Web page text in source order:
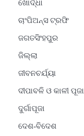
ଖୋର୍ଦ୍ଧା
ଚାଂପିଅନ୍ସ ଟ୍ରଫି
ଜଗତସିଂହପୁର
ଜିଲ୍ଲା
ଜୀବନଚର୍ଯ୍ୟା
ଦୀପାବଳି ଓ କାଳୀ ପୂଜା
ଦୁର୍ଗାପୂଜା
ଦେଶ-ବିଦେଶ